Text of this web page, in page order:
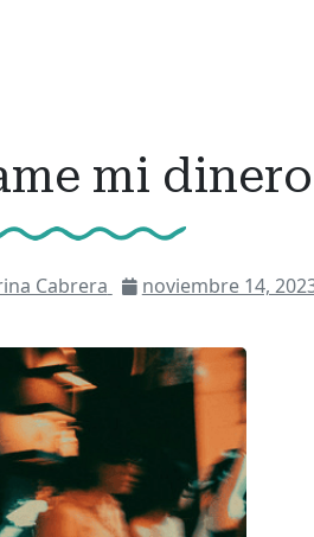
mi
Cabrera noviembre 14,